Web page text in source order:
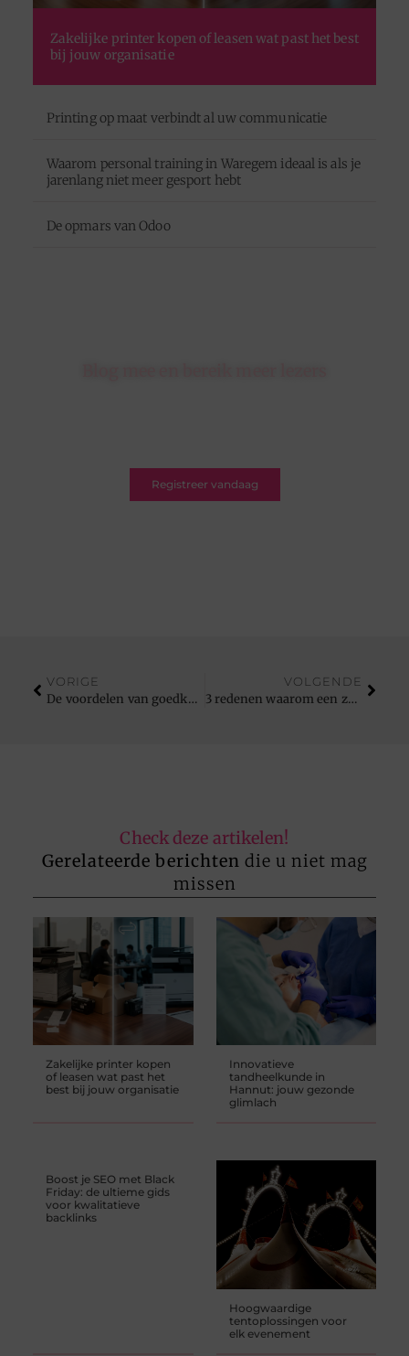
Zakelijke printer kopen of leasen wat past het best
bij jouw organisatie
Printing op maat verbindt al uw communicatie
Waarom personal training in Waregem ideaal is als je
jarenlang niet meer gesport hebt
De opmars van Odoo
Registreer vandaag
VORIGE
De voordelen van goedkope laurierhagen voor bedrijfsterreinen
VOLGENDE
3 redenen waarom een zuinige elektrische verwarming in jouw huis hoort
Check deze artikelen!
Gerelateerde berichten die u niet mag
missen
Zakelijke printer kopen
of leasen wat past het
best bij jouw organisatie
Innovatieve
tandheelkunde in
Hannut: jouw gezonde
glimlach
Boost je SEO met Black
Friday: de ultieme gids
voor kwalitatieve
backlinks
Hoogwaardige
tentoplossingen voor
elk evenement